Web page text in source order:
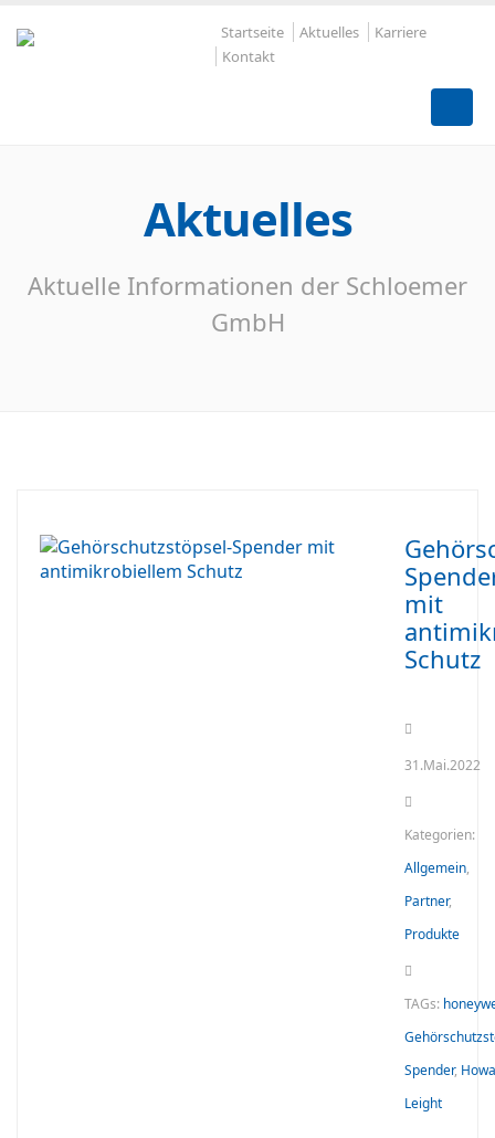
Startseite Aktuelles
Karriere
Kontakt
Aktuelles
Aktuelle Informationen der Schloemer
GmbH
mit
Schutz
31.Mai.2022
Kategorien:
Allgemein,
Partner,
Produkte
TAGs:
Spender,
Leight